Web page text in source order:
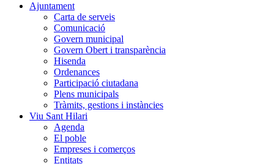
Ajuntament
Carta de serveis
Comunicació
Govern municipal
Govern Obert i transparència
Hisenda
Ordenances
Participació ciutadana
Plens municipals
Tràmits, gestions i instàncies
Viu Sant Hilari
Agenda
El poble
Empreses i comerços
Entitats